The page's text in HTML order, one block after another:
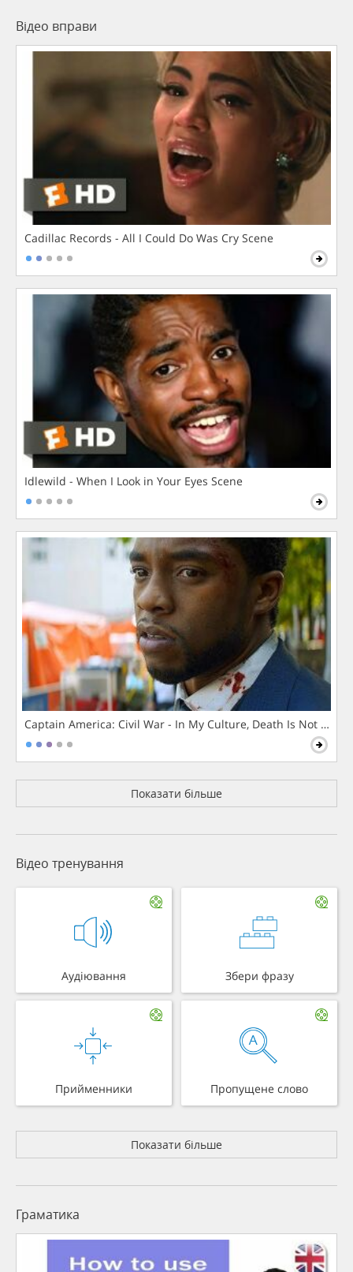
Відео вправи
Cadillac Records - All I Could Do Was Cry Scene
Idlewild - When I Look in Your Eyes Scene
Captain America: Civil War - In My Culture, Death Is Not The
Показати більше
Відео тренування
Аудіювання Збери фразу
Прийменники Пропущене слово
Показати більше
Граматика